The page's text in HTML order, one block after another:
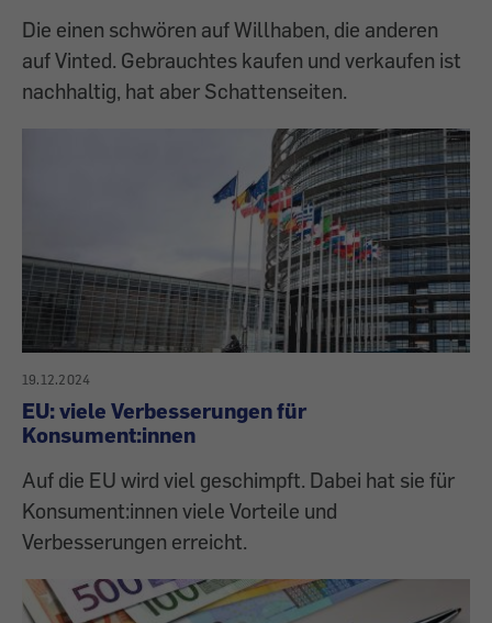
Die einen schwören auf Willhaben, die anderen
auf Vinted. Gebrauchtes kaufen und verkaufen ist
nachhaltig, hat aber Schattenseiten.
19.12.2024
EU: viele Verbesserungen für
Konsument:innen
Auf die EU wird viel geschimpft. Dabei hat sie für
Konsument:innen viele Vorteile und
Verbesserungen erreicht.